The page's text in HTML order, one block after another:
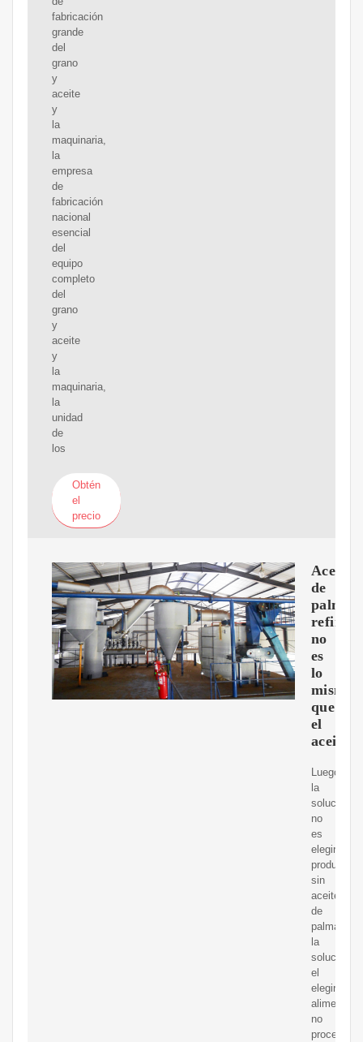
fabricación
grande
del
grano
y
aceite
y
la
maquinaria,
la
empresa
de
fabricación
nacional
esencial
del
equipo
completo
del
grano
y
aceite
y
la
maquinaria,
la
unidad
de
los
Obtén
el
precio
Aceite
de
palma
no
es
lo
mismo
que
el
aceite
Luego
la
solución
no
es
elegir
productos
sin
aceite
de
palma,
la
solución
el
elegir
alimentos
no